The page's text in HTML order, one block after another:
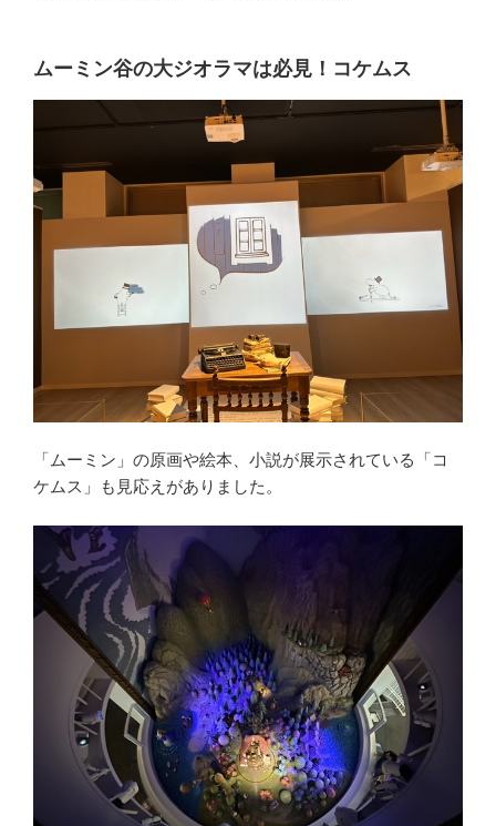
ムーミン谷の大ジオラマは必見！コケムス
「ムーミン」の原画や絵本、小説が展示されている「コ
ケムス」も見応えがありました。